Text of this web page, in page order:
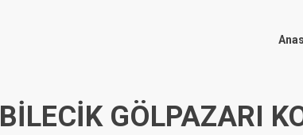
BILECIK GÖLPAZARI